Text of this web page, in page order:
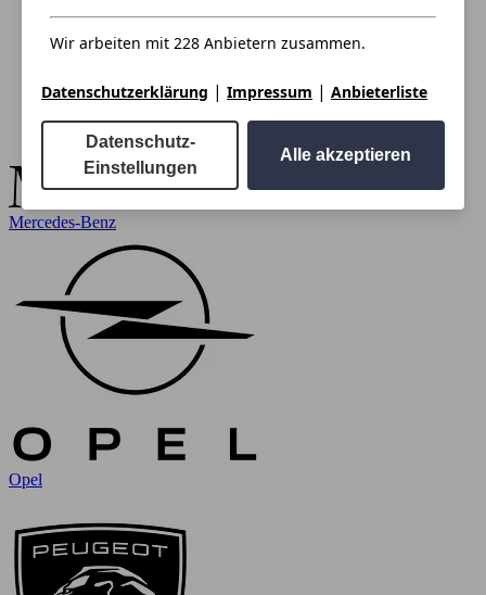
Mercedes-Benz
Opel
Wir arbeiten mit 228 Anbietern zusammen.
Datenschutzerklärung | Impressum | Anbieterliste
Datenschutz-
Einstellungen
Alle akzeptieren